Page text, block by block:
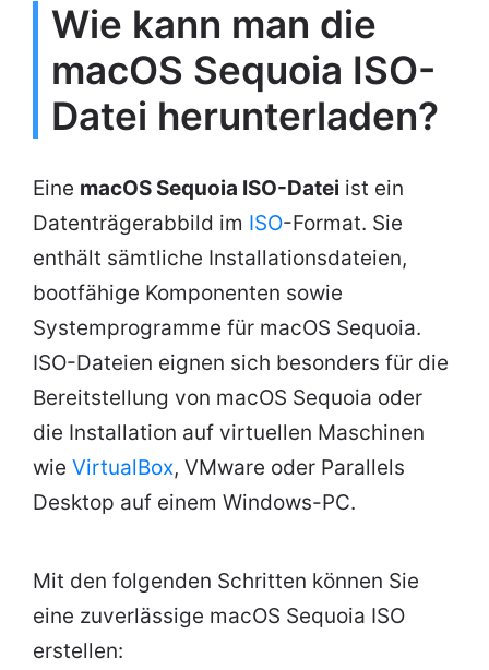
Wie kann man die
macOS Sequoia ISO-
Datei herunterladen?
Eine macOS Sequoia ISO-Datei ist ein
Datenträgerabbild im ISO-Format. Sie
enthält sämtliche Installationsdateien,
bootfähige Komponenten sowie
Systemprogramme für macOS Sequoia.
ISO-Dateien eignen sich besonders für die
Bereitstellung von macOS Sequoia oder
die Installation auf virtuellen Maschinen
wie VirtualBox, VMware oder Parallels
Desktop auf einem Windows-PC.
Mit den folgenden Schritten können Sie
eine zuverlässige macOS Sequoia ISO
erstellen: